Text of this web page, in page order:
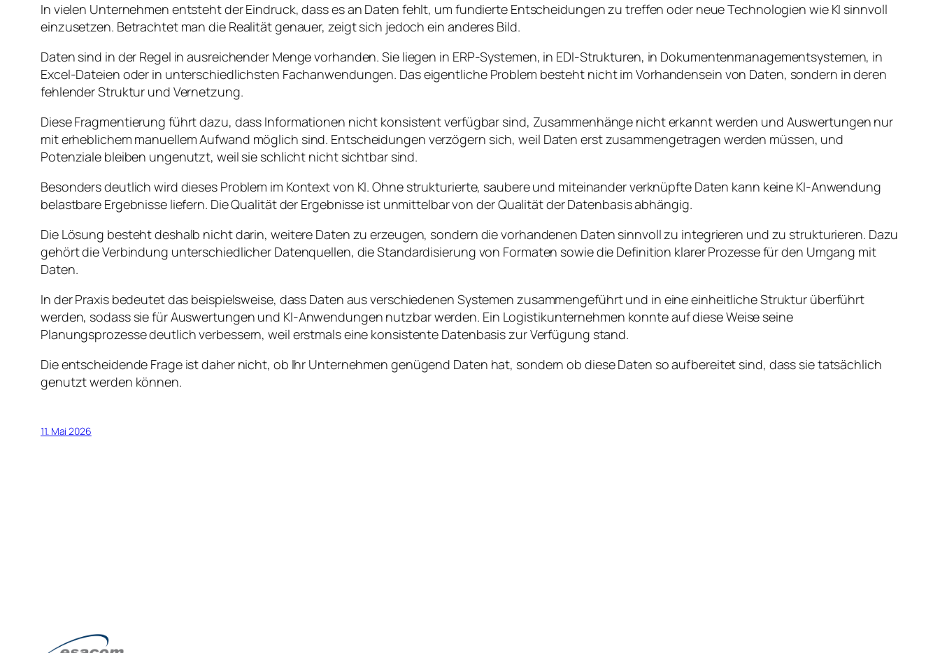
In vielen Unternehmen entsteht der Eindruck, dass es an Daten fehlt, um fundierte Entscheidungen zu treffen oder neue Technologien wie KI sinnvoll
einzusetzen. Betrachtet man die Realität genauer, zeigt sich jedoch ein anderes Bild.
Daten sind in der Regel in ausreichender Menge vorhanden. Sie liegen in ERP-Systemen, in EDI-Strukturen, in Dokumentenmanagementsystemen, in
Excel-Dateien oder in unterschiedlichsten Fachanwendungen. Das eigentliche Problem besteht nicht im Vorhandensein von Daten, sondern in deren
fehlender Struktur und Vernetzung.
Diese Fragmentierung führt dazu, dass Informationen nicht konsistent verfügbar sind, Zusammenhänge nicht erkannt werden und Auswertungen nur
mit erheblichem manuellem Aufwand möglich sind. Entscheidungen verzögern sich, weil Daten erst zusammengetragen werden müssen, und
Potenziale bleiben ungenutzt, weil sie schlicht nicht sichtbar sind.
Besonders deutlich wird dieses Problem im Kontext von KI. Ohne strukturierte, saubere und miteinander verknüpfte Daten kann keine KI-Anwendung
belastbare Ergebnisse liefern. Die Qualität der Ergebnisse ist unmittelbar von der Qualität der Datenbasis abhängig.
Die Lösung besteht deshalb nicht darin, weitere Daten zu erzeugen, sondern die vorhandenen Daten sinnvoll zu integrieren und zu strukturieren. Dazu
gehört die Verbindung unterschiedlicher Datenquellen, die Standardisierung von Formaten sowie die Definition klarer Prozesse für den Umgang mit
Daten.
In der Praxis bedeutet das beispielsweise, dass Daten aus verschiedenen Systemen zusammengeführt und in eine einheitliche Struktur überführt
werden, sodass sie für Auswertungen und KI-Anwendungen nutzbar werden. Ein Logistikunternehmen konnte auf diese Weise seine
Planungsprozesse deutlich verbessern, weil erstmals eine konsistente Datenbasis zur Verfügung stand.
Die entscheidende Frage ist daher nicht, ob Ihr Unternehmen genügend Daten hat, sondern ob diese Daten so aufbereitet sind, dass sie tatsächlich
genutzt werden können.
11. Mai 2026